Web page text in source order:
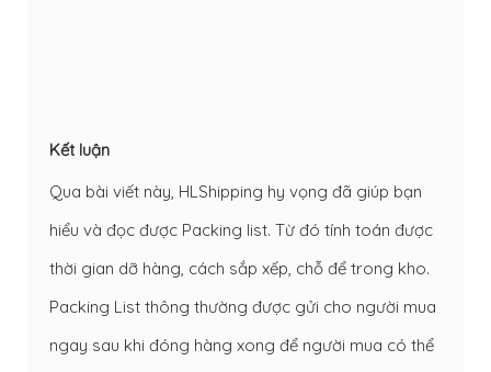
Kết luận
Qua bài viết này, HLShipping hy vọng đã giúp bạn
hiểu và đọc được Packing list. Từ đó tính toán được
thời gian dỡ hàng, cách sắp xếp, chỗ để trong kho.
Packing List thông thường được gửi cho người mua
ngay sau khi đóng hàng xong để người mua có thể